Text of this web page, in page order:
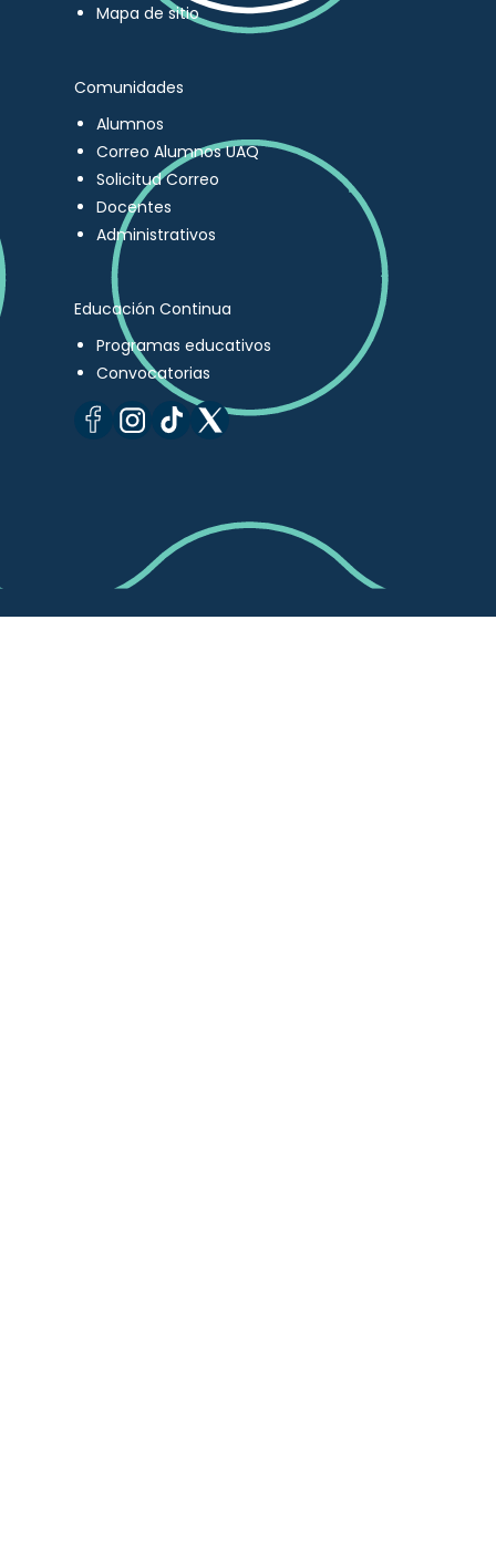
Mapa de sitio
Comunidades
Alumnos
Correo Alumnos UAQ
Solicitud Correo
Docentes
Administrativos
Educación Continua
Programas educativos
Convocatorias